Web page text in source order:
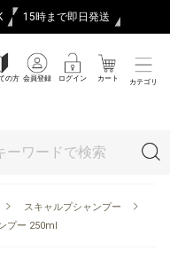
15時まで即日発送
の方 会員登録 ログイン カート カテゴリ
スキャルプシャンプー
プー 250ml